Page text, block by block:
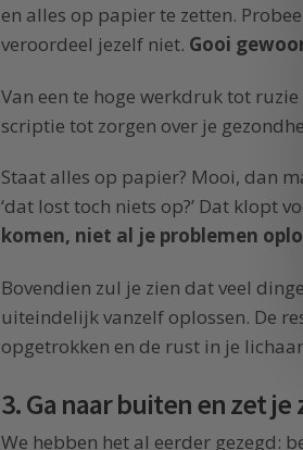
en alles op papier te zetten.
veroordeel jezelf niet. Gooi
Van een te hoge werkdruk tot
scriptie tot zorgen over je
Staat alles op papier? Mooi, dan
‘dat lost toch niets op?’ Dat klopt
komen, niet al je problemen
Bovendien zul je zien dat veel
uiteindelijk vanzelf oplossen. De
opgetrokken en de rust in je
3. Ga naar buiten en zet
We hebben het al eerder gezegd: